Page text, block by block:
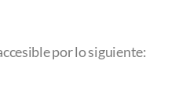
por lo siguiente: